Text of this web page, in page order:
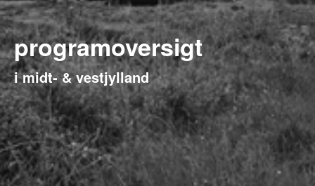
programoversigt
i midt- & vestjylland